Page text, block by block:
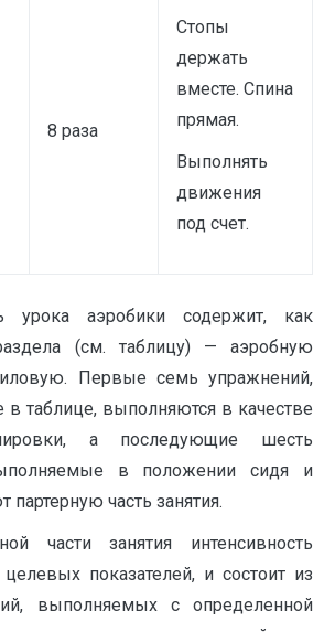
8 раза
Стопы
держать
вместе. Спина
прямая.
Выполнять
движения
под счет.
урока аэробики содержит, как
(см. таблицу) — аэробную
Первые семь упражнений,
в таблице, выполняются в качестве
а последующие шесть
в положении сидя и
партерную часть занятия.
части занятия интенсивность
показателей, и состоит из
выполняемых с определенной